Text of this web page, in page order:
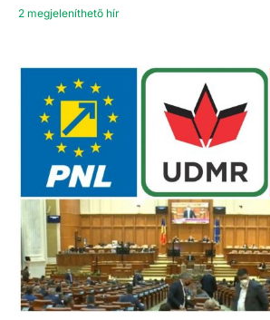
2 megjeleníthető hír